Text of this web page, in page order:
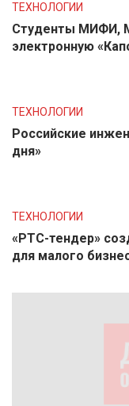
ТЕХНОЛОГИИ
Студенты МИФИ,
электронную
ТЕХНОЛОГИИ
Российские
дня»
ТЕХНОЛОГИИ
«РТС-тендер»
для малого